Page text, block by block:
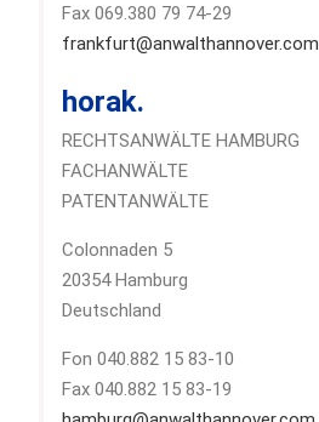
Fax 069.380 79 74-29
frankfurt@anwalthannover.com
horak.
RECHTSANWÄLTE HAMBURG
FACHANWÄLTE
PATENTANWÄLTE
Colonnaden 5
20354 Hamburg
Deutschland
Fon 040.882 15 83-10
Fax 040.882 15 83-19